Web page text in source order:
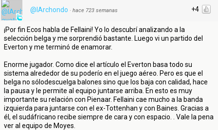
+4
@IArchondo · hace 723 semanas
¡Por fin Ecos habla de Fellaini! Yo lo descubrí analizando a la
selección belga y me sorprendió bastante. Luego vi un partido del
Everton y me terminó de enamorar.
Enorme jugador. Como dice el artículo el Everton basa todo su
sistema alrededor de su poderío en el juego aéreo. Pero es que el
belga no sólodescuelga balones sino que los baja con calidad, hace
la pausa y le permite al equipo juntarse arriba. En esto es muy
importante su relación con Pienaar. Fellaini cae mucho a la banda
izquierda para juntarse con el ex-Tottenhan y con Baines. Gracias a
él, el sudáfricano recibe siempre de cara y con espacio. . Vale la pena
ver al equipo de Moyes.